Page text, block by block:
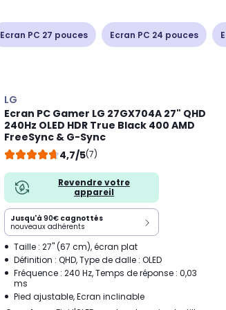
Ecran PC 27 pouces Ecran PC 24 pouces
LG
Ecran PC Gamer LG 27GX704A 27" QHD
240Hz OLED HDR True Black 400 AMD
FreeSync & G-Sync
4,7/5(7)
Revendre votre
appareil
Jusqu'à 90€ cagnottés
nouveaux adhérents
Taille : 27" (67 cm), écran plat
Définition : QHD, Type de dalle : OLED
Fréquence : 240 Hz, Temps de réponse : 0,03
ms
Pied ajustable, Ecran inclinable